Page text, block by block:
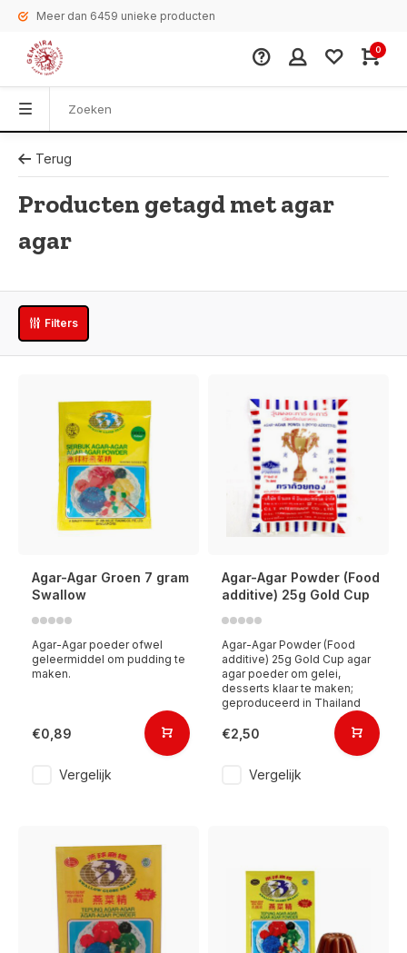
Meer dan 6459 unieke producten
0
Terug
Producten getagd met agar
agar
Filters
Agar-Agar Groen 7 gram
Swallow
Agar-Agar poeder ofwel
geleermiddel om pudding te
maken.
€0,89
Vergelijk
Agar-Agar Powder (Food
additive) 25g Gold Cup
Agar-Agar Powder (Food
additive) 25g Gold Cup agar
agar poeder om gelei,
desserts klaar te maken;
geproduceerd in Thailand
€2,50
Vergelijk